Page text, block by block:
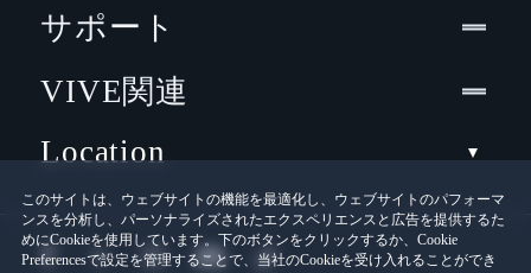
このサイトは、ウェブサイトの機能を最適化し、ウェブサイトのパフォーマ
ンスを分析し、パーソナライズされたエクスペリエンスと広告を提供するた
めにCookieを使用しています。下のボタンをクリックするか、Cookie
Preferencesで設定を管理することで、当社のCookieを受け入れることができ
サポート
VIVE関連
Location